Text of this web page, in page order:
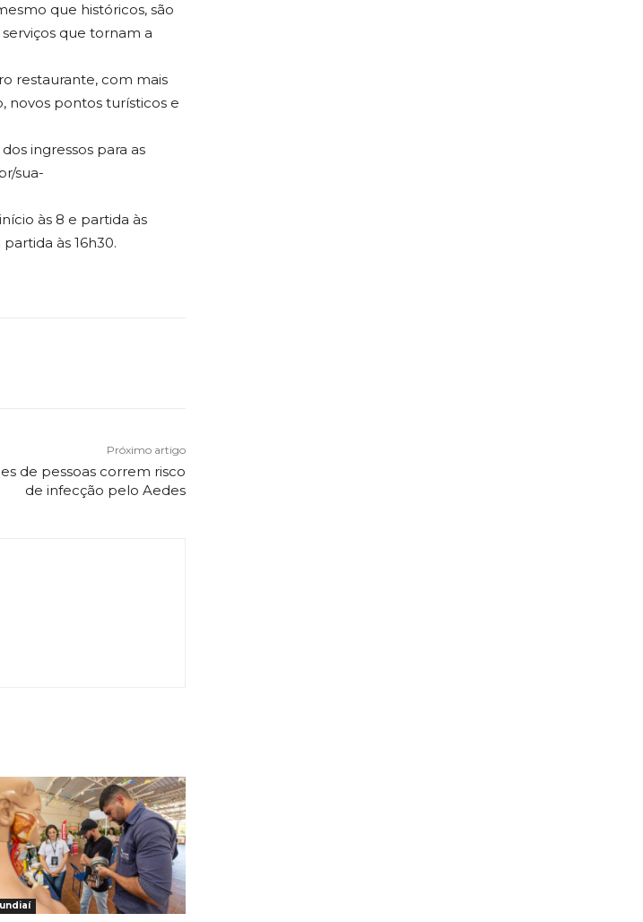
que históricos, são
que tornam a
restaurante, com mais
novos pontos turísticos e
ingressos para as
sua-
às 8 e partida às
às 16h30.
Próximo artigo
de pessoas correm risco
de infecção pelo Aedes